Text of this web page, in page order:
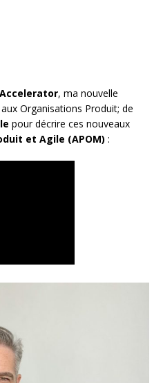
, ma nouvelle
Organisations Produit; de
pour décrire ces nouveaux
et Agile (APOM) :